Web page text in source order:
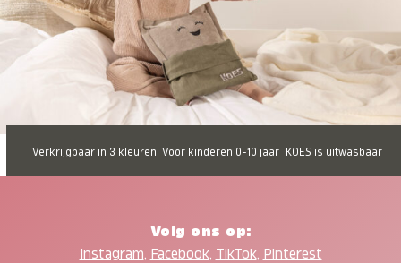
Verkrijgbaar in 3 kleuren Voor kinderen 0-10 jaar KOES is uitwasbaar
Volg ons op:
Instagram, Facebook, TikTok, Pinterest